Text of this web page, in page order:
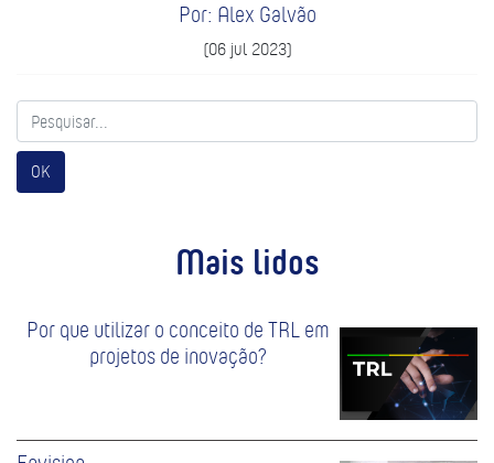
Por: Alex Galvão
(06 jul 2023)
OK
Mais lidos
Por que utilizar o conceito de TRL em
projetos de inovação?